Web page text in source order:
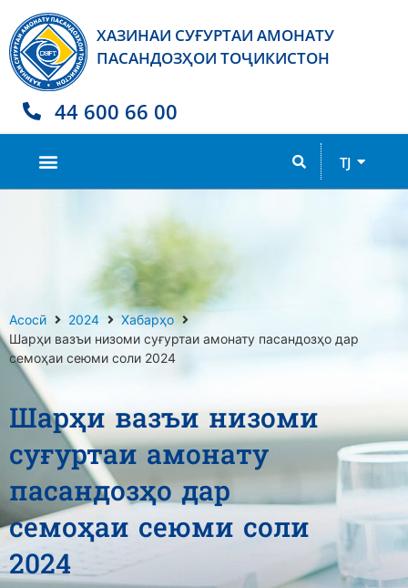
ХАЗИНАИ СУҒУРТАИ АМОНАТУ
ПАСАНДОЗҲОИ ТОҶИКИСТОН
44 600 66 00
TJ
EN
Асосӣ 2024
Хабарҳо
Шарҳи вазъи низоми суғуртаи амонату пасандозҳо дар
семоҳаи сеюми соли 2024
Шарҳи вазъи низоми
суғуртаи амонату
пасандозҳо дар
семоҳаи сеюми соли
2024